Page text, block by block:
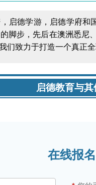
启德学游，启德学府
脚步，先后在澳洲悉
们致力于打造一个真正
启德教育与